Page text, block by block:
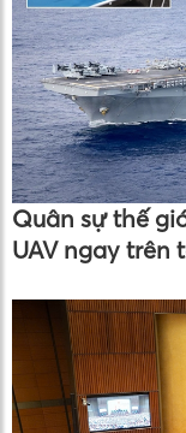
Quân sự thế
UAV ngay trên